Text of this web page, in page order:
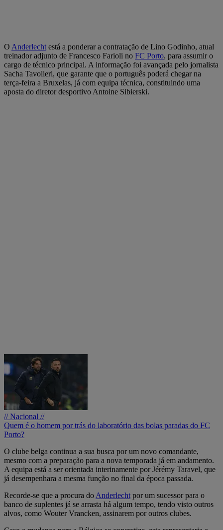
O Anderlecht está a ponderar a contratação de Lino Godinho, atual
treinador adjunto de Francesco Farioli no FC Porto, para assumir o
cargo de técnico principal. A informação foi avançada pelo jornalista
Sacha Tavolieri, que garante que o português poderá chegar na
terça-feira a Bruxelas, já com equipa técnica, constituindo uma
aposta do diretor desportivo Antoine Sibierski.
// Nacional //
Quem é o homem por trás do laboratório das bolas paradas do FC
Porto?
O clube belga continua a sua busca por um novo comandante,
mesmo com a preparação para a nova temporada já em andamento.
A equipa está a ser orientada interinamente por Jérémy Taravel, que
já desempenhara a mesma função no final da época passada.
Recorde-se que a procura do Anderlecht por um sucessor para o
banco de suplentes já se arrasta há algum tempo, tendo visto outros
alvos, como Wouter Vrancken, assinarem por outros clubes.